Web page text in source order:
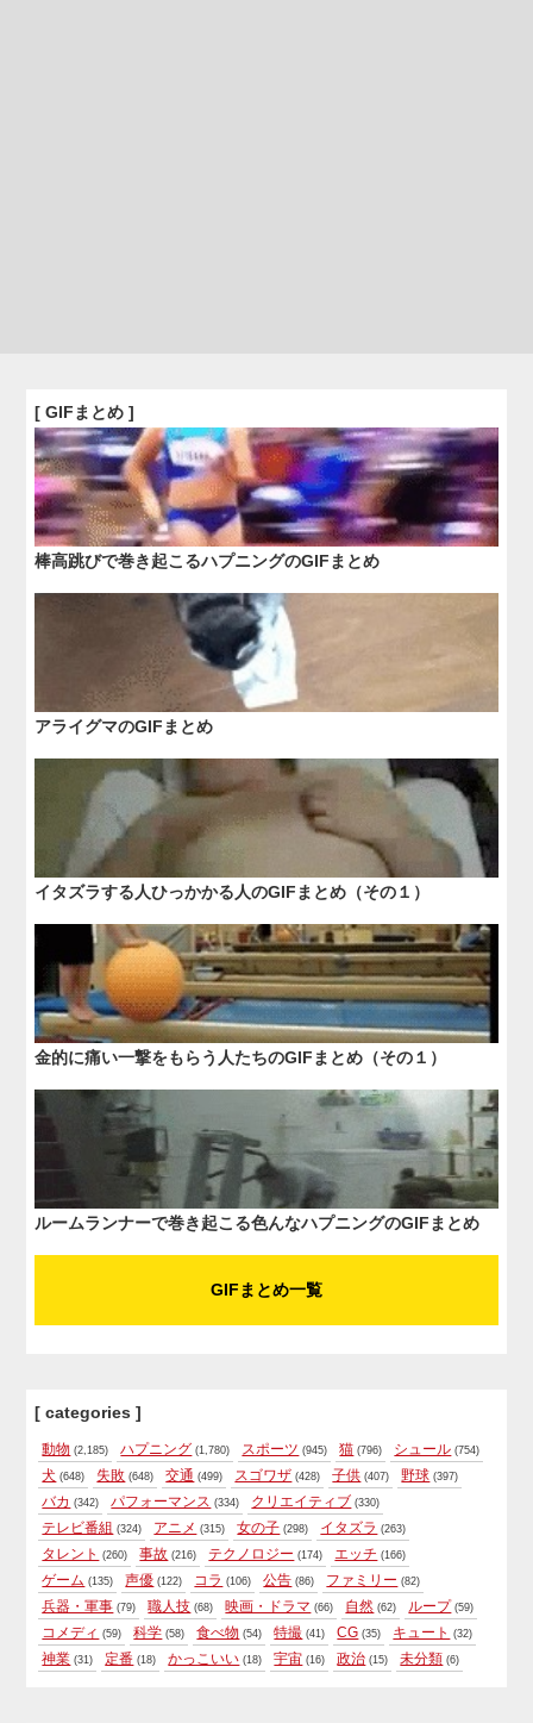
[ GIFまとめ ]
棒高跳びで巻き起こるハプニングのGIFまとめ
アライグマのGIFまとめ
イタズラする人ひっかかる人のGIFまとめ（その１）
金的に痛い一撃をもらう人たちのGIFまとめ（その１）
ルームランナーで巻き起こる色んなハプニングのGIFまとめ
GIFまとめ一覧
[ categories ]
動物 (2,185) ハプニング (1,780) スポーツ (945) 猫 (796) シュール (754)
犬 (648) 失敗 (648) 交通 (499) スゴワザ (428) 子供 (407) 野球 (397)
バカ (342) パフォーマンス (334) クリエイティブ (330)
テレビ番組 (324) アニメ (315) 女の子 (298) イタズラ (263)
タレント (260) 事故 (216) テクノロジー (174) エッチ (166)
ゲーム (135) 声優 (122) コラ (106) 公告 (86) ファミリー (82)
兵器・軍事 (79) 職人技 (68) 映画・ドラマ (66) 自然 (62) ループ (59)
コメディ (59) 科学 (58) 食べ物 (54) 特撮 (41) CG (35) キュート (32)
神業 (31) 定番 (18) かっこいい (18) 宇宙 (16) 政治 (15) 未分類 (6)